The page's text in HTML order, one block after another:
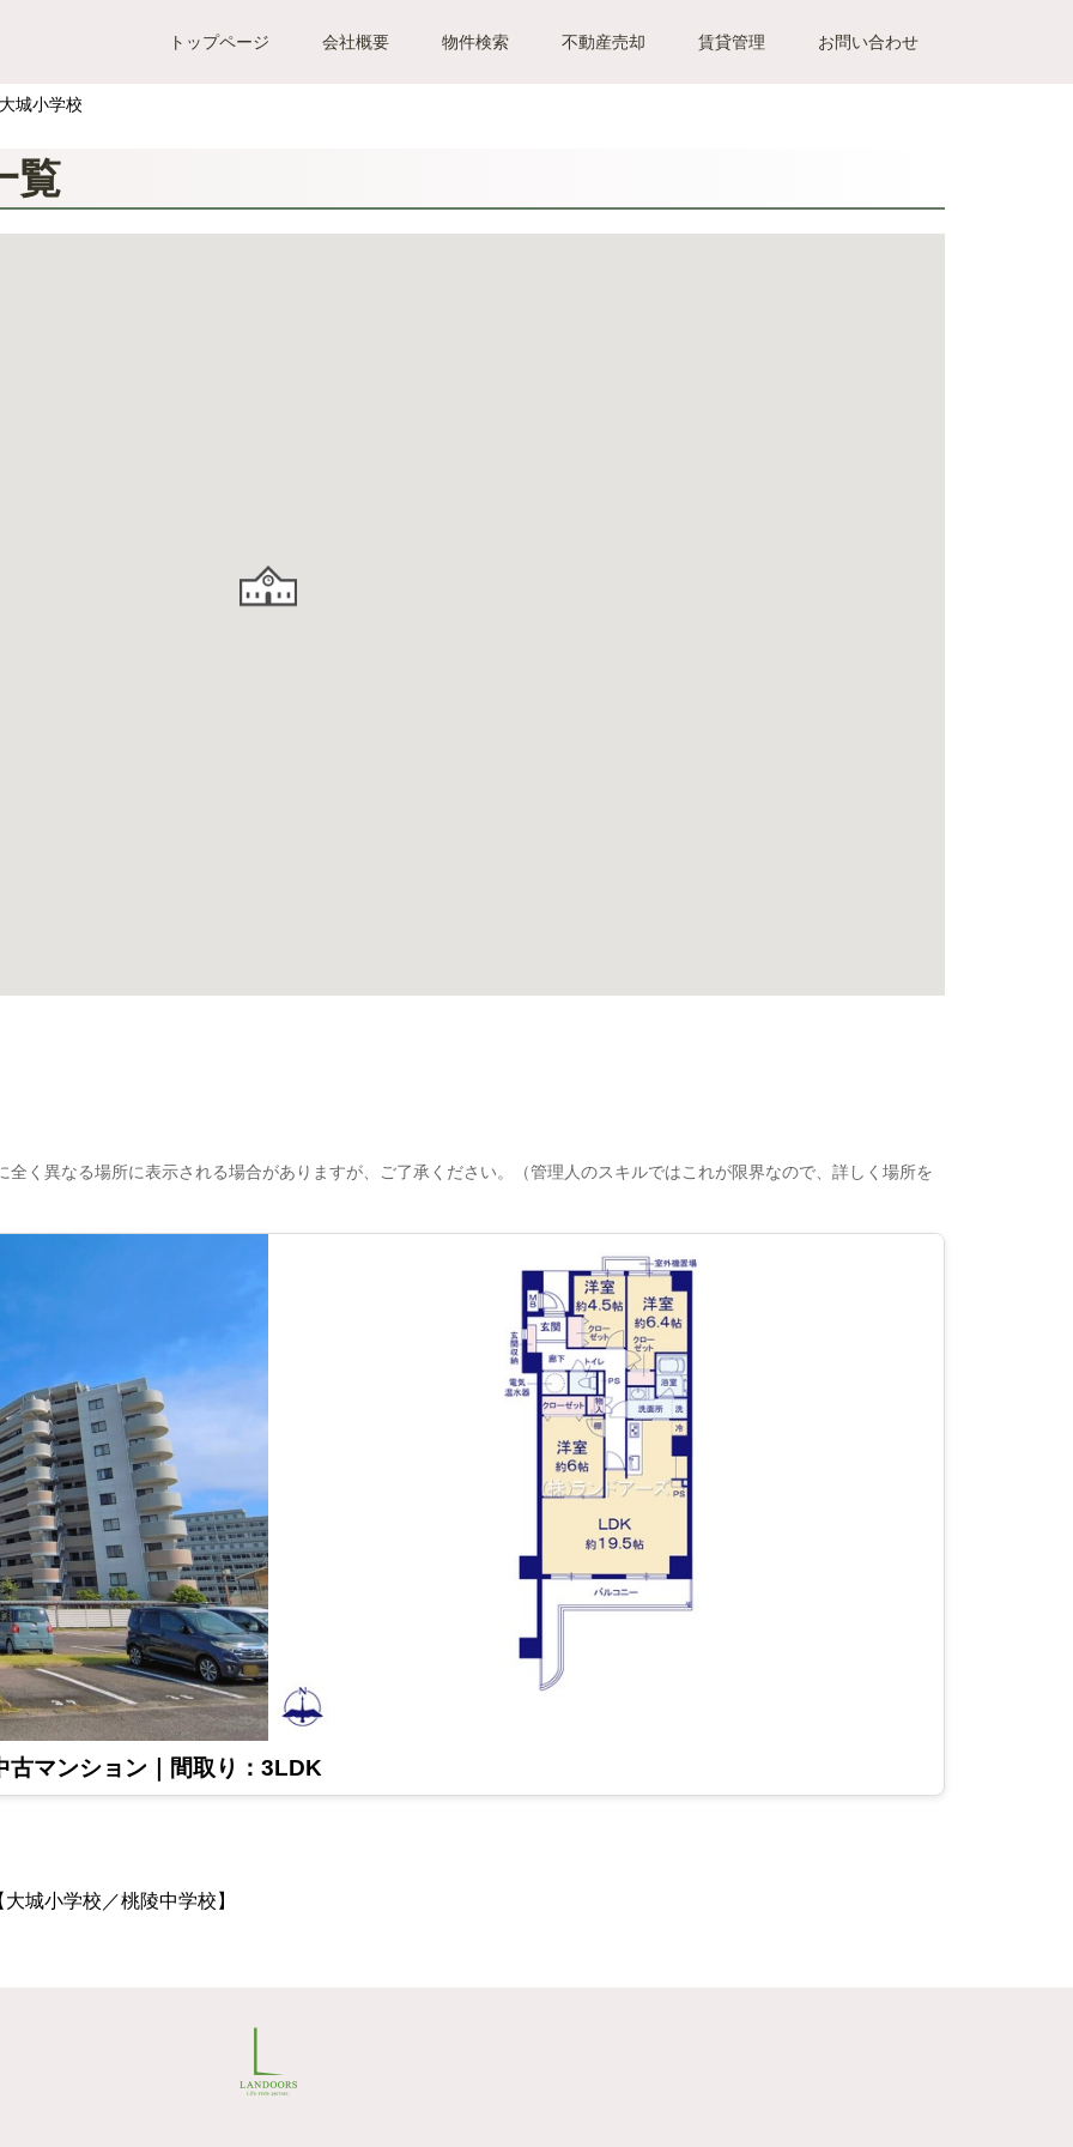
トップページ 会社概要 物件検索 不動産売却 賃貸管理 お問い合わせ
大城小学校
覧
く異なる場所に表示される場合がありますが、ご了承ください。（管理人のスキルではこれが限界なので、詳しく場所を
古マンション｜間取り：3LDK
城小学校／桃陵中学校】